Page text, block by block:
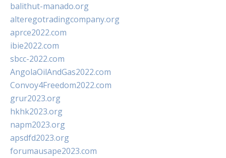
balithut-manado.org
alteregotradingcompany.org
aprce2022.com
ibie2022.com
sbcc-2022.com
AngolaOilAndGas2022.com
Convoy4Freedom2022.com
grur2023.org
hkhk2023.org
napm2023.org
apsdfd2023.org
forumausape2023.com